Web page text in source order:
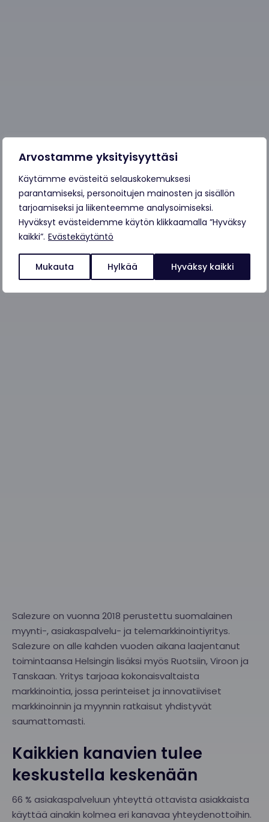
Arvostamme yksityisyyttäsi
Käytämme evästeitä selauskokemuksesi
parantamiseksi, personoitujen mainosten ja sisällön
tarjoamiseksi ja liikenteemme analysoimiseksi.
Hyväksyt evästeidemme käytön klikkaamalla ”Hyväksy
kaikki”. Evästekäytäntö
Mukauta Hylkää Hyväksy kaikki
Salezure on vuonna 2018 perustettu suomalainen
myynti-, asiakaspalvelu- ja telemarkkinointiyritys.
Salezure on alle kahden vuoden aikana laajentanut
toimintaansa Helsingin lisäksi myös Ruotsiin, Viroon ja
Tanskaan. Yritys tarjoaa kokonaisvaltaista
markkinointia, jossa perinteiset ja innovatiiviset
markkinoinnin ja myynnin ratkaisut yhdistyvät
saumattomasti.
Kaikkien kanavien tulee
keskustella keskenään
66 % asiakaspalveluun yhteyttä ottavista asiakkaista
käyttää ainakin kolmea eri kanavaa yhteydenottoihin.